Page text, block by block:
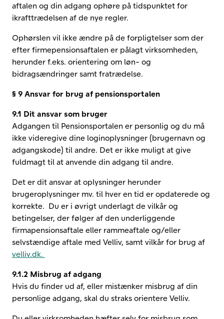
aftalen og din adgang ophøre på tidspunktet for
ikrafttrædelsen af de nye regler.
Ophørslen vil ikke ændre på de forpligtelser som der
efter firmepensionsaftalen er pålagt virksomheden,
herunder f.eks. orientering om løn- og
bidragsændringer samt fratrædelse.
§ 9 Ansvar for brug af pensionsportalen
9.1 Dit ansvar som bruger
Adgangen til Pensionsportalen er personlig og du må
ikke videregive dine loginoplysninger (brugernavn og
adgangskode) til andre. Det er ikke muligt at give
fuldmagt til at anvende din adgang til andre.
Det er dit ansvar at oplysninger herunder
brugeroplysninger mv. til hver en tid er opdaterede og
korrekte. Du er i øvrigt underlagt de vilkår og
betingelser, der følger af den underliggende
firmapensionsaftale eller rammeaftale og/eller
selvstændige aftale med Velliv, samt vilkår for brug af
velliv.dk.
9.1.2 Misbrug af adgang
Hvis du finder ud af, eller mistænker misbrug af din
personlige adgang, skal du straks orientere Velliv.